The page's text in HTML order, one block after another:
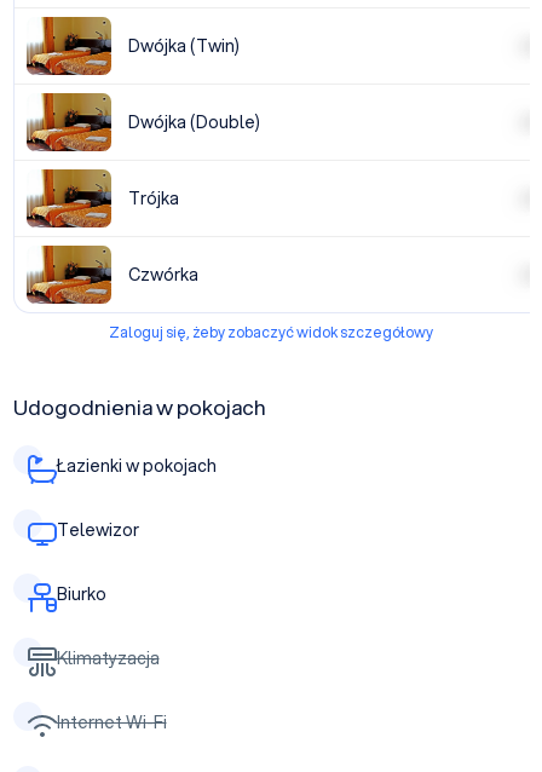
Dwójka (Twin)
Dwójka (Double)
Trójka
Czwórka
Zaloguj się, żeby zobaczyć widok szczegółowy
Udogodnienia w pokojach
Łazienki w pokojach
Telewizor
Biurko
Klimatyzacja
Internet Wi-Fi